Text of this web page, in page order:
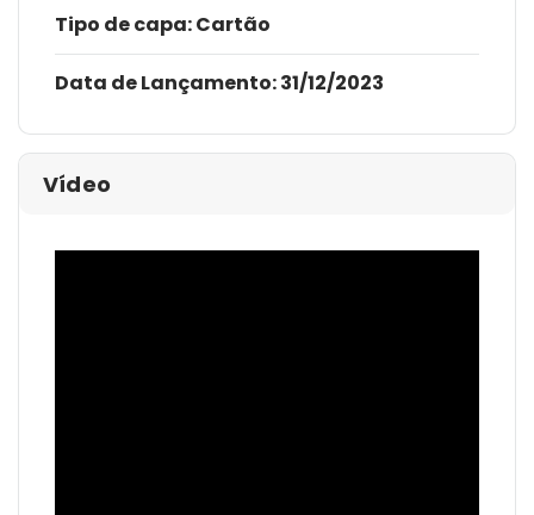
Tipo de capa:Cartão
Data de Lançamento:31/12/2023
Vídeo